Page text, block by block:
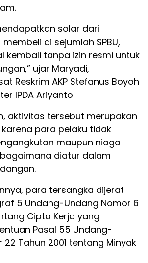
solar dari
di sejumlah SPBU,
kembali tanpa izin resmi untuk
ujar Maryadi,
Reskrim AKP Stefanus Boyoh
IPDA Ariyanto.
aktivitas tersebut merupakan
para pelaku tidak
maupun niaga
diatur dalam
para tersangka dijerat
5 Undang-Undang Nomor 6
Cipta Kerja yang
Pasal 55 Undang-
22 Tahun 2001 tentang Minyak